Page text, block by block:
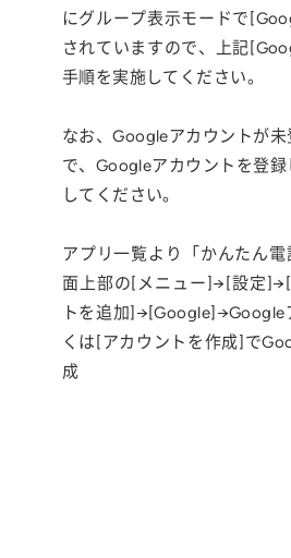
にグループ表示モードで
されていますので、上記
手順を実施してください。
なお、Googleアカウントが
で、Googleアカウントを登
してください。
アプリ一覧より「かんたん
面上部の[メニュー]→[設定
トを追加]→[Google]→Google
くは[アカウントを作成]で
成